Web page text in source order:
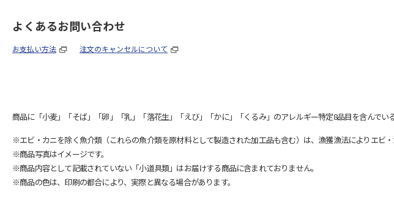
よくあるお問い合わせ
お支払い方法 注文のキャンセルについて
商品に「小麦」「そば」「卵」「乳」「落花生」「えび」「かに」「くるみ」のアレルギー特定8品目を含んでい
※エビ・カニを除く魚介類（これらの魚介類を原材料として製造された加工品も含む）は、漁獲漁法によりエビ
※商品写真はイメージです。
※商品内容として記載されていない「小道具類」はお届けする商品に含まれておりません。
※商品の色は、印刷の都合により、実際と異なる場合があります。